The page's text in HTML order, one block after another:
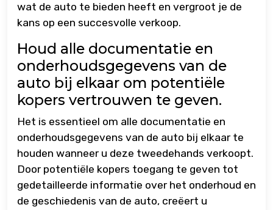
wat de auto te bieden heeft en vergroot je de
kans op een succesvolle verkoop.
Houd alle documentatie en
onderhoudsgegevens van de
auto bij elkaar om potentiële
kopers vertrouwen te geven.
Het is essentieel om alle documentatie en
onderhoudsgegevens van de auto bij elkaar te
houden wanneer u deze tweedehands verkoopt.
Door potentiële kopers toegang te geven tot
gedetailleerde informatie over het onderhoud en
de geschiedenis van de auto, creëert u